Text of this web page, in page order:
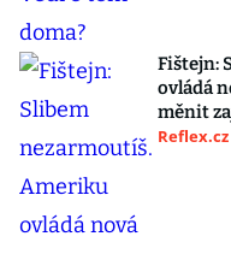
Fištejn:
ovládá
měnit
Reflex.cz